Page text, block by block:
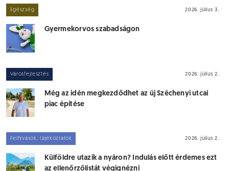
Egészség 2026. július 3.
Gyermekorvos szabadságon
Városfejlesztés 2026. július 2.
Még az idén megkezdődhet az új Széchenyi utcai
piac építése
Felhívások, tájékoztatók 2026. július 2.
Külföldre utazik a nyáron? Indulás előtt érdemes ezt
az ellenőrzőlistát végignézni